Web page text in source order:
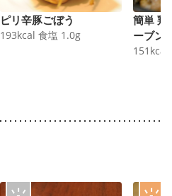
ピリ辛豚ごぼう
193kcal 食塩 1.0g
簡単 鶏
ーブン
151 kcal